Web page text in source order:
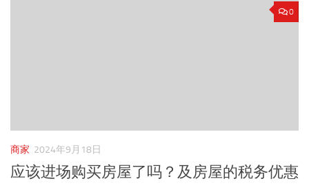
0
商家 2024年9月18日
应该进场购买房屋了吗？及房屋的税务优惠